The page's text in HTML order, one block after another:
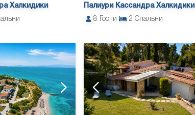
Халкидики
Палиури Кассандра Халкидики
8
Гости 2 Спальни